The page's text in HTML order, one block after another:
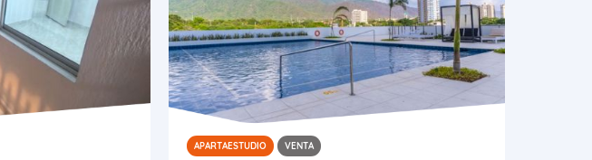
APARTAESTUDIO VENTA